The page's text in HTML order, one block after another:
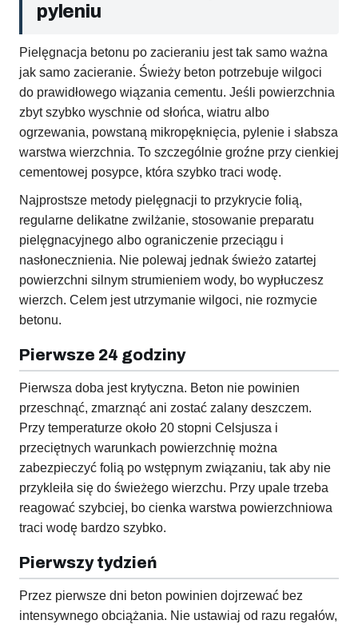
pyleniu
Pielęgnacja betonu po zacieraniu jest tak samo ważna
jak samo zacieranie. Świeży beton potrzebuje wilgoci
do prawidłowego wiązania cementu. Jeśli powierzchnia
zbyt szybko wyschnie od słońca, wiatru albo
ogrzewania, powstaną mikropęknięcia, pylenie i słabsza
warstwa wierzchnia. To szczególnie groźne przy cienkiej
cementowej posypce, która szybko traci wodę.
Najprostsze metody pielęgnacji to przykrycie folią,
regularne delikatne zwilżanie, stosowanie preparatu
pielęgnacyjnego albo ograniczenie przeciągu i
nasłonecznienia. Nie polewaj jednak świeżo zatartej
powierzchni silnym strumieniem wody, bo wypłuczesz
wierzch. Celem jest utrzymanie wilgoci, nie rozmycie
betonu.
Pierwsze 24 godziny
Pierwsza doba jest krytyczna. Beton nie powinien
przeschnąć, zmarznąć ani zostać zalany deszczem.
Przy temperaturze około 20 stopni Celsjusza i
przeciętnych warunkach powierzchnię można
zabezpieczyć folią po wstępnym związaniu, tak aby nie
przykleiła się do świeżego wierzchu. Przy upale trzeba
reagować szybciej, bo cienka warstwa powierzchniowa
traci wodę bardzo szybko.
Pierwszy tydzień
Przez pierwsze dni beton powinien dojrzewać bez
intensywnego obciążania. Nie ustawiaj od razu regałów,